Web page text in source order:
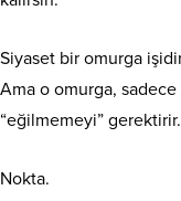
​Siyaset bir omurga
Ama o omurga, sadece
“eğilmemeyi” gerektirir.
​Nokta.